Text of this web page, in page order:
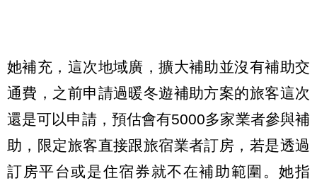
她補充，這次地域廣，擴大補助並沒有補助交
通費，之前申請過暖冬遊補助方案的旅客這次
還是可以申請，預估會有5000多家業者參與補
助，限定旅客直接跟旅宿業者訂房，若是透過
訂房平台或是住宿券就不在補助範圍。她指